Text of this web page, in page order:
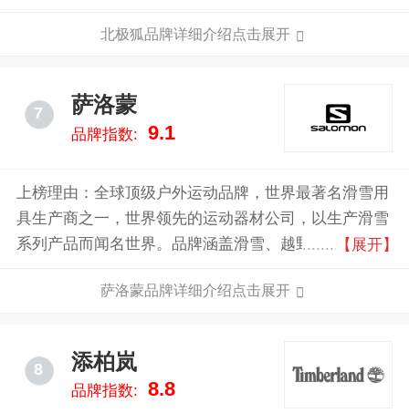
逊简约的独特设计风格。公司相继收购了德国高端户外
Primus、以及美国高端户外装备品牌Brunton四个世界
著名的高端户外品牌。1983年，公司股票在瑞典证券交
易所上市交易。
北极狐品牌详细介绍点击展开
7 萨洛蒙
品牌指数: 9.1
上榜理由：全球顶级户外运动品牌，世界最著名滑雪用
具生产商之一，世界领先的运动器材公司，以生产滑雪
系列产品而闻名世界。品牌涵盖滑雪、越野跑、徒步和
性能和耐用性深受全球户外爱好者的喜爱。
【展开】
萨洛蒙品牌详细介绍点击展开
8 添柏岚
品牌指数: 8.8